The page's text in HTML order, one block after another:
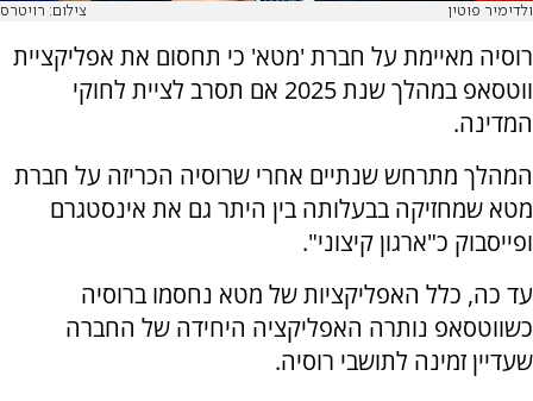
ולדימיר פוטין צילום: רויטרס
רוסיה מאיימת על חברת 'מטא' כי תחסום את אפליקציית
ווטסאפ במהלך שנת 2025 אם תסרב לציית לחוקי
המדינה.
המהלך מתרחש שנתיים אחרי שרוסיה הכריזה על חברת
מטא שמחזיקה בבעלותה בין היתר גם את אינסטגרם
ופייסבוק כ"ארגון קיצוני".
עד כה, כלל האפליקציות של מטא נחסמו ברוסיה
כשווטסאפ נותרה האפליקציה היחידה של החברה
שעדיין זמינה לתושבי רוסיה.